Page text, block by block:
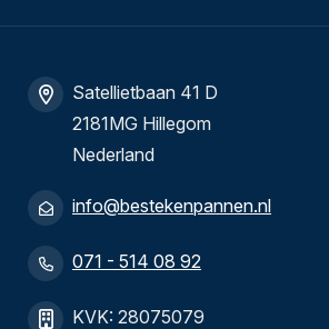
Satellietbaan 41 D
2181MG Hillegom
Nederland
info@bestekenpannen.nl
071 - 514 08 92
KVK: 28075079